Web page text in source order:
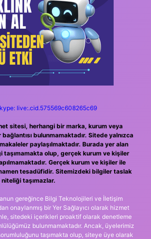
live:.cid.575569c608265c69
sitesi, herhangi bir marka, kurum veya
bulunmamaktadır. Sitede yalnızca
makaleler paylaşılmaktadır. Burada yer alan
taşımamakta olup, gerçek kurum ve kişiler
Gerçek kurum ve kişiler ile
tesadüfidir. Sitemizdeki bilgiler taslak
taşımazlar.
gereğince Bilgi Teknolojileri ve İletişim
onaylanmış bir Yer Sağlayıcı olarak hizmet
sitedeki içerikleri proaktif olarak denetleme
bulunmamaktadır. Ancak, üyelerimiz
taşımakta olup, siteye üye olarak